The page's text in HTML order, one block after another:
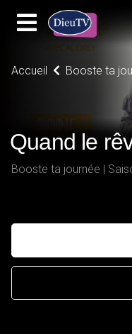
Accueil Booste ta
Quand le
Booste ta journée |